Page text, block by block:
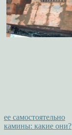
ее самостоятельно
камины: какие они?